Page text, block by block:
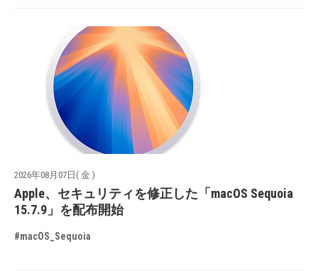
2026年08月07日( 金 )
Apple、セキュリティを修正した「macOS Sequoia
15.7.9」を配布開始
#macOS_Sequoia